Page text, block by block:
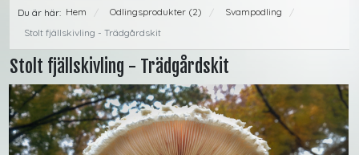
Du är här: Hem / Odlingsprodukter (2) / Svampodling
/
Stolt fjällskivling - Trädgårdskit
Stolt fjällskivling - Trädgårdskit